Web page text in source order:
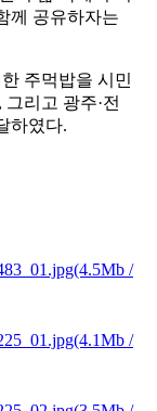
께 공유하자는
주먹밥을 시민
리고 광주·전
하였다.
(4.5Mb /
(4.1Mb /